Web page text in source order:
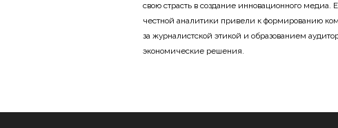
свою страсть в создание инновационного
честной аналитики привели к формированию
за журналистской этикой и образованием
экономические решения.